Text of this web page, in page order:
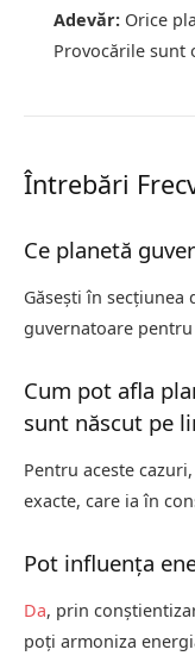
Adevăr: Orice
Provocările sunt
Întrebări
Ce planetă
Găsești în secțiunea
guvernatoare
Cum pot afla
sunt născut pe
Pentru aceste
exacte, care ia în
Pot influența
Da, prin
poți armoniza